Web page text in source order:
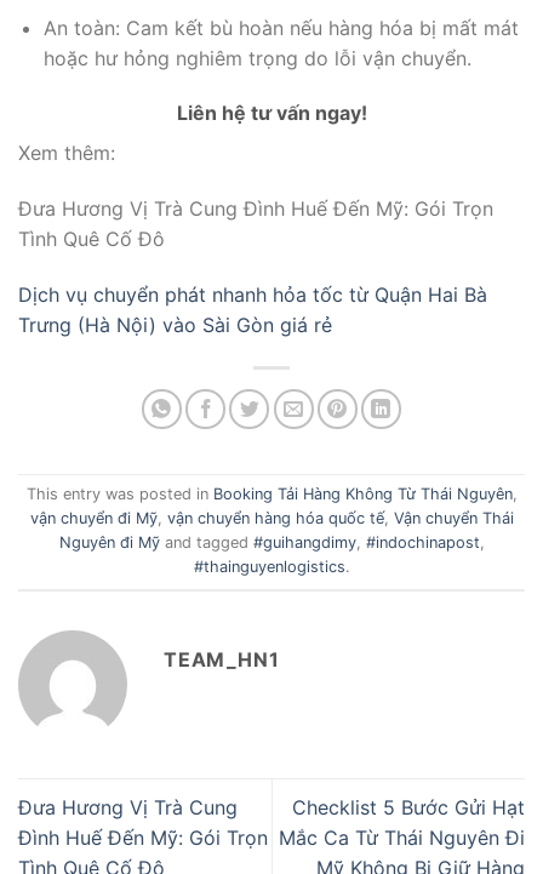
An toàn: Cam kết bù hoàn nếu hàng hóa bị mất mát
hoặc hư hỏng nghiêm trọng do lỗi vận chuyển.
Liên hệ tư vấn ngay!
Xem thêm:
Đưa Hương Vị Trà Cung Đình Huế Đến Mỹ: Gói Trọn
Tình Quê Cố Đô
Dịch vụ chuyển phát nhanh hỏa tốc từ Quận Hai Bà
Trưng (Hà Nội) vào Sài Gòn giá rẻ
This entry was posted in Booking Tải Hàng Không Từ Thái Nguyên,
vận chuyển đi Mỹ, vận chuyển hàng hóa quốc tế, Vận chuyển Thái
Nguyên đi Mỹand tagged #guihangdimy, #indochinapost,
#thainguyenlogistics.
TEAM_HN1
Đưa Hương Vị Trà Cung
Đình Huế Đến Mỹ: Gói Trọn
Tình Quê Cố Đô
Checklist 5 Bước Gửi Hạt
Mắc Ca Từ Thái Nguyên Đi
Mỹ Không Bị Giữ Hàng